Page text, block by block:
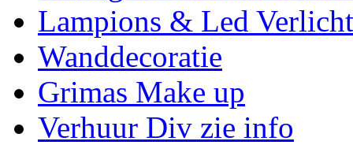
Lampions & Led
Wanddecoratie
Grimas Make up
Verhuur Div zie info